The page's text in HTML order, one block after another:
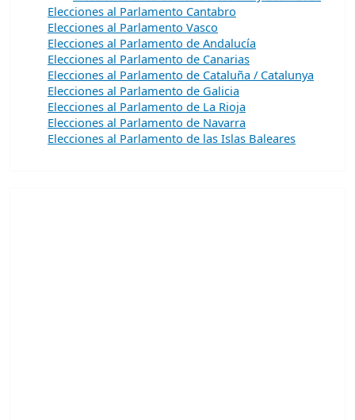
Elecciones al Parlamento Cantabro
Elecciones al Parlamento Vasco
Elecciones al Parlamento de Andalucía
Elecciones al Parlamento de Canarias
Elecciones al Parlamento de Cataluña / Catalunya
Elecciones al Parlamento de Galicia
Elecciones al Parlamento de La Rioja
Elecciones al Parlamento de Navarra
Elecciones al Parlamento de las Islas Baleares